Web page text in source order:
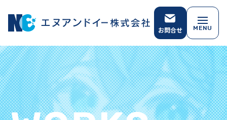
お問合せ MENU
TOP
実績紹介